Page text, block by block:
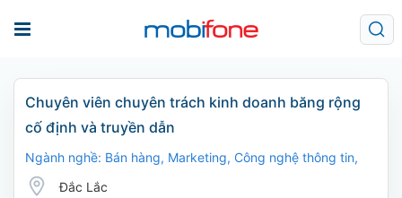
Chuyên viên chuyên trách kinh doanh băng rộng
cố định và truyền dẫn
Ngành nghề: Bán hàng, Marketing, Công nghệ thông tin,
Đắc Lắc